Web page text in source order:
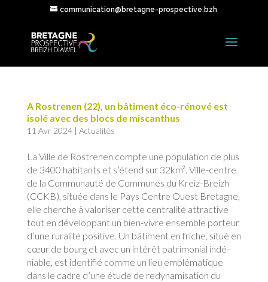
communication@bretagne-prospective.bzh
A Rostrenen (22), un bâtiment éco-rénové est
isolé avec des blocs de miscanthus
11 Avr 2024| Actualités
La Ville de Rostrenen compte une population de plus
de 3400 habitants et s’étend sur 32km². Ville-centre
de la Com­munauté de Communes du Kreiz-Breizh
(CCKB), située dans le Pays Centre Ouest Bretagne,
elle cherche à valoriser cette centra­lité attractive
tout en dévelop­pant un bien-vivre ensemble por­teur
d’une ruralité positive. Un bâtiment en friche, situé en
cœur de bourg et avec un intérêt patrimonial indé­
niable, est identifié comme un lieu emblématique
dans le cadre d’une étude de redynamisation du